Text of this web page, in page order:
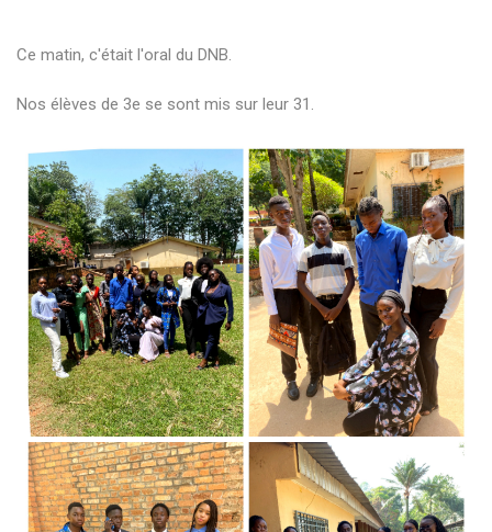
Ce matin, c'était l'oral du DNB.
Nos élèves de 3e se sont mis sur leur 31.